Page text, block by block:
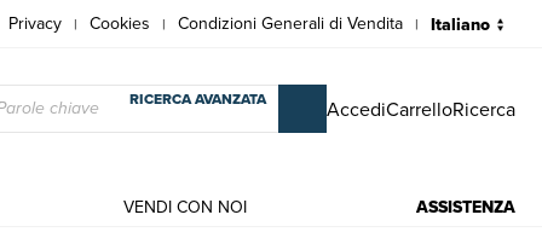
Privacy | Cookies | Condizioni Generali di Vendita |
RICERCA AVANZATA AccediCarrelloRicerca
VENDI CON NOI ASSISTENZA